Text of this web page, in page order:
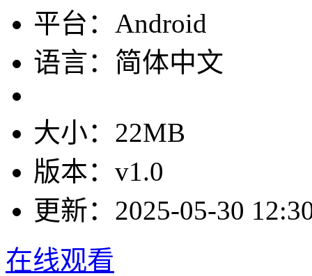
平台：Android
语言：简体中文
大小：22MB
版本：v1.0
更新：2025-05-30
在线观看